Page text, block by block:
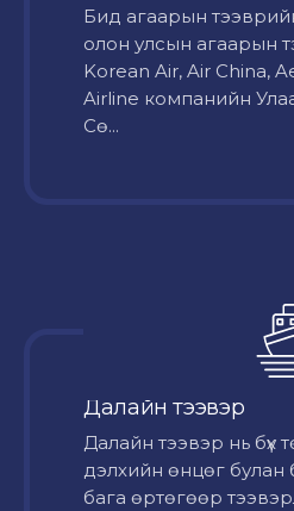
Бид агаарын
олон улсын агаарын
Korean Air, Air China,
Airline компанийн
Сө...
Далайн тээвэр
Далайн тээвэр нь бүх
дэлхийн өнцөг булан
бага өртөгөөр